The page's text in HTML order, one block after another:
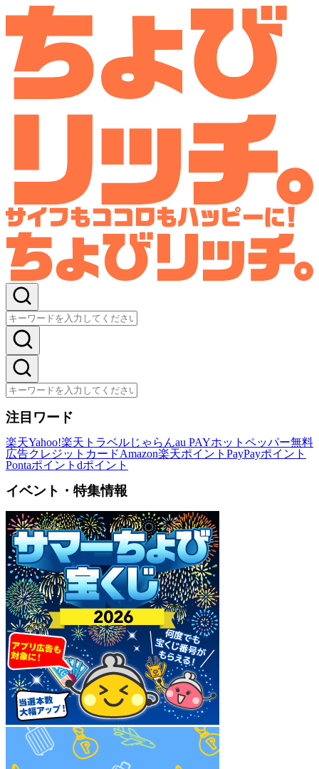
注目ワード
楽天Yahoo!楽天トラベルじゃらんau PAYホットペッパー無料
広告クレジットカードAmazon楽天ポイント PayPayポイント
Pontaポイント dポイント
イベント・特集情報